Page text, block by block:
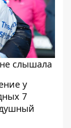
слышала